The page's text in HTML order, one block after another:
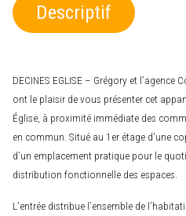
Descriptif
DECINES EGLISE – Grégory et
ont le plaisir de vous présenter cet
Église, à proximité immédiate des
en commun. Situé au 1er étage d’une
d’un emplacement pratique pour le
distribution fonctionnelle des espaces.
L’entrée distribue l’ensemble de